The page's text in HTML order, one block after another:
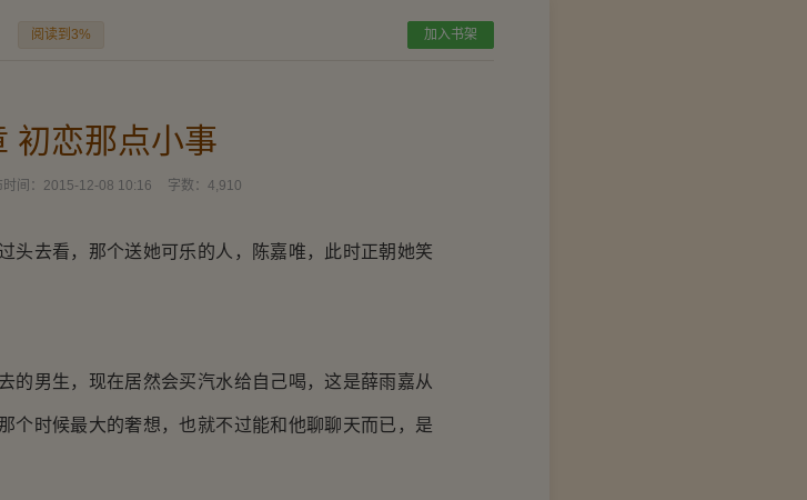
阅读到3% 加入书架
初恋那点小事
间： 2015-12-08 10:16 字数： 4,910
去看，那个送她可乐的人，陈嘉唯，此时正朝她笑
男生，现在居然会买汽水给自己喝，这是薛雨嘉从
个时候最大的奢想，也就不过能和他聊聊天而已，是